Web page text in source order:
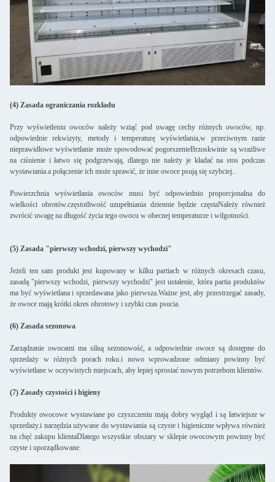
(4) Zasada ograniczania rozkładu
Przy wyświetleniu owoców należy wziąć pod uwagę cechy różnych owoców, np.
odpowiednie rekwizyty, metody i temperaturę wyświetlania,w przeciwnym razie
nieprawidłowe wyświetlanie może spowodować pogorszenieBrzoskwinie są wrażliwe
na ciśnienie i łatwo się podgrzewają, dlatego nie należy je kładać na stos podczas
wystawiania.a połączenie ich może sprawić, że inne owoce psują się szybciej..
Powierzchnia wyświetlania owoców musi być odpowiednio proporcjonalna do
wielkości obrotów.częstotliwość uzupełniania dziennie będzie częstaNależy również
zwrócić uwagę na długość życia tego owocu w obecnej temperaturze i wilgotności.
(5) Zasada "pierwszy wchodzi, pierwszy wychodzi"
Jeżeli ten sam produkt jest kupowany w kilku partiach w różnych okresach czasu,
zasadą "pierwszy wchodzi, pierwszy wychodzi" jest ustalenie, która partia produktów
ma być wyświetlana i sprzedawana jako pierwsza.Ważne jest, aby przestrzegać zasady,
że owoce mają krótki okres obrotowy i szybki czas psucia.
(6) Zasada sezonowa
Zarządzanie owocami ma silną sezonowość, a odpowiednie owoce są dostępne do
sprzedaży w różnych porach roku.i nowo wprowadzone odmiany powinny być
wyświetlane w oczywistych miejscach, aby lepiej sprostać nowym potrzebom klientów.
(7) Zasady czystości i higieny
Produkty owocowe wystawiane po czyszczeniu mają dobry wygląd i są łatwiejsze w
sprzedaży.i narzędzia używane do wystawiania są czyste i higieniczne wpływa również
na chęć zakupu klientaDlatego wszystkie obszary w sklepie owocowym powinny być
czyste i uporządkowane.